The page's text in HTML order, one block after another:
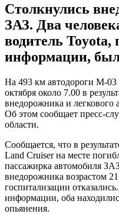
Столкнулись
ЗАЗ. Два
водитель Toyota,
информации,
На 493 км автодороги М-
октября около 7.00 в
внедорожника и легкового
Об этом сообщает пресс-
области.
Сообщается, что в
Land Cruiser на месте
пассажирка автомобиля
внедорожника возрастом
госпитализации
информации, оба
опьянения.